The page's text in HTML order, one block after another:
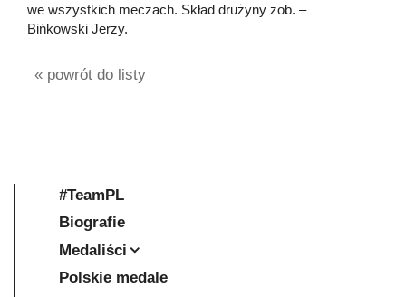
we wszystkich meczach. Skład drużyny zob. –
Bińkowski Jerzy.
« powrót do listy
#TeamPL
Biografie
Medaliści
Polskie medale